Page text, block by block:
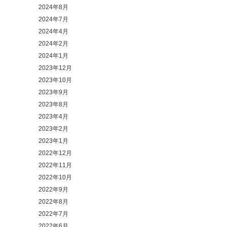
2024年8月
2024年7月
2024年4月
2024年2月
2024年1月
2023年12月
2023年10月
2023年9月
2023年8月
2023年4月
2023年2月
2023年1月
2022年12月
2022年11月
2022年10月
2022年9月
2022年8月
2022年7月